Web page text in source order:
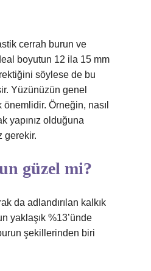
cerrah burun ve
boyutun 12 ila 15 mm
söylese de bu
Yüzünüzün genel
önemlidir. Örneğin, nasıl
yapınız olduğuna
gerekir.
güzel mi?
da adlandırılan kalkık
yaklaşık %13’ünde
şekillerinden biri